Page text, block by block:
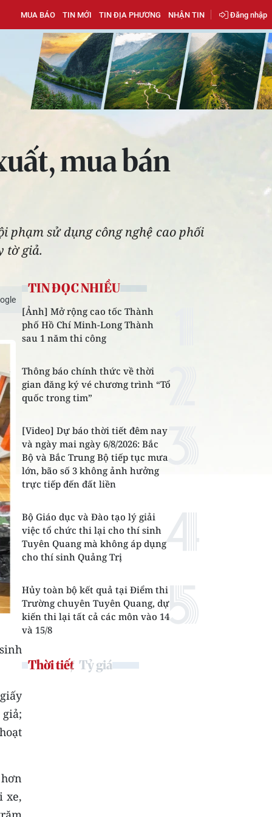
MUA BÁO TIN MỚI TIN ĐỊA PHƯƠNG NHẬN TIN Đăng nhập
mua bán
phạm sử dụng công nghệ cao phối
tờ giả.
xe,
TIN ĐỌC NHIỀU
[Ảnh] Mở rộng cao tốc Thành
phố Hồ Chí Minh-Long Thành
sau 1 năm thi công
Thông báo chính thức về thời
gian đăng ký vé chương trình “Tổ
quốc trong tim”
[Video] Dự báo thời tiết đêm nay
và ngày mai ngày 6/8/2026: Bắc
Bộ và Bắc Trung Bộ tiếp tục mưa
lớn, bão số 3 không ảnh hưởng
trực tiếp đến đất liền
Bộ Giáo dục và Đào tạo lý giải
việc tổ chức thi lại cho thí sinh
Tuyên Quang mà không áp dụng
cho thí sinh Quảng Trị
Hủy toàn bộ kết quả tại Điểm thi
Trường chuyên Tuyên Quang, dự
kiến thi lại tất cả các môn vào 14
và 15/8
Thời tiết Tỷ giá